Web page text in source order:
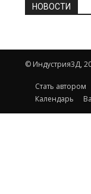
НОВОСТИ
© Индустрия3Д,
Стать автором
Календарь